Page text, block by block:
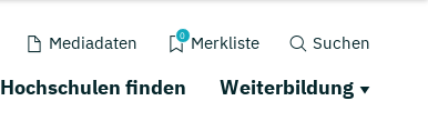
Mediadaten 0 Merkliste Suchen
Hochschulen finden Weiterbildung